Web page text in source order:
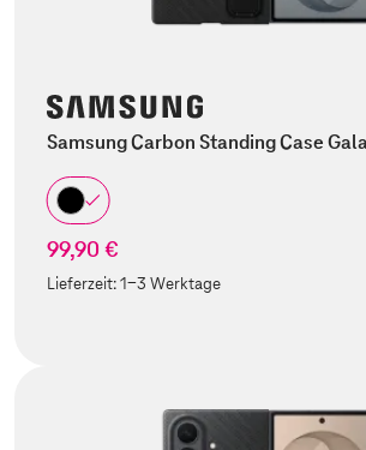
Samsung Carbon Standing Case
99,90 €
Lieferzeit:1-3 Werktage